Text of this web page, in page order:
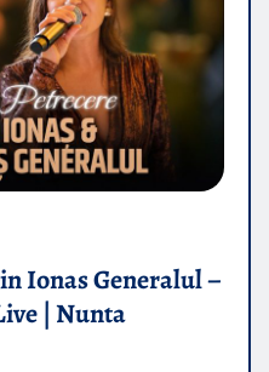
Ionas Generalul –
| Nunta